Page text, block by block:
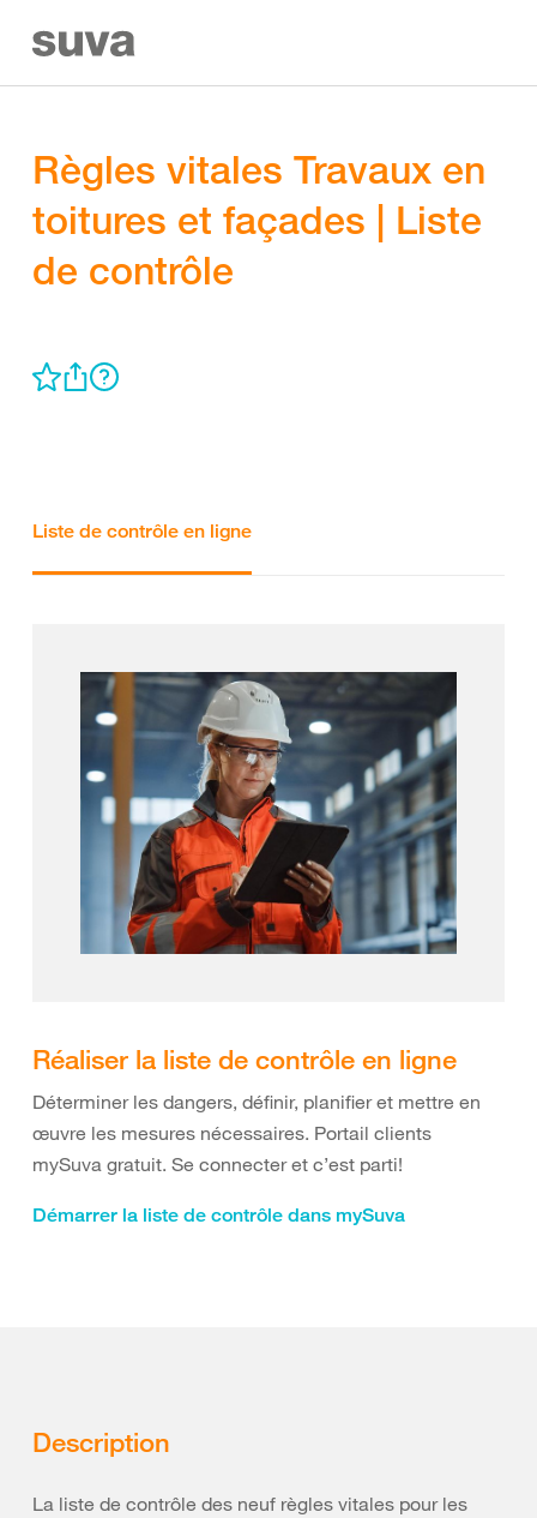
Règles vitales Travaux en
toitures et façades | Liste
de contrôle
Liste de contrôle en ligne
Réaliser la liste de contrôle en ligne
Déterminer les dangers, définir, planifier et mettre en
œuvre les mesures nécessaires. Portail clients
mySuva gratuit. Se connecter et c’est parti!
Démarrer la liste de contrôle dans mySuva
Description
La liste de contrôle des neuf règles vitales pour les